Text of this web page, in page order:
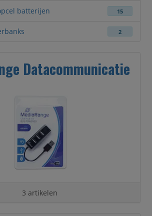
batterijen 15
2
Datacommunicatie
3 artikelen